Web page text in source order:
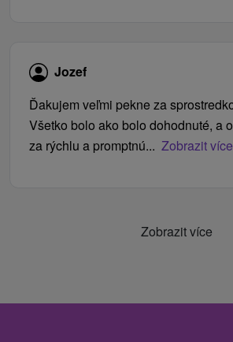
Jozef
Ďakujem veľmi pekne za
Všetko bolo ako bolo dohodnuté, a
za rýchlu a promptnú... Zobrazit více
Zobrazit více